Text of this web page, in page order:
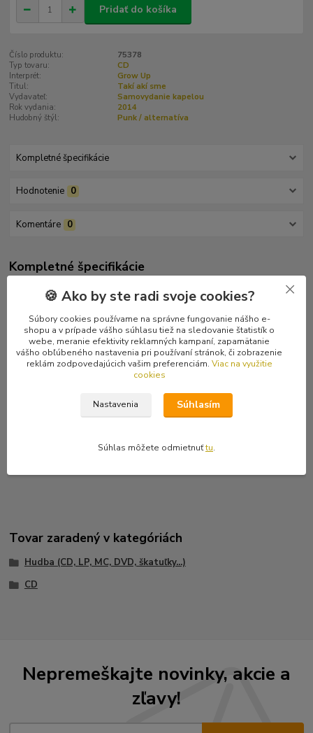
Pridať do košíka
Číslo produktu:
75378
Typ tovaru:
CD
Interprét:
Grow Up
Titul:
Takí akí sme
Vydavateľ:
Samovydanie kapelou
Rok vydania:
2014
Hudobný štýl:
Punk / alternatíva
Kompletné špecifikácie
Hodnotenie 0
Komentáre 0
Kompletné špecifikácie
Melodický slovenský punkrock / alternatívny rock zo Žiliny.
Tracklist
1 Takí akí sme
2 Nápis na tričku
3 Vraciame sa späť
9 Všetko sa raz zmení
Tovar zaradený v kategóriách
Hudba (CD, LP, MC, DVD, škatuľky...)
CD
Nepremeškajte novinky, akcie a
zľavy!
🍪 Ako by ste radi svoje cookies?
Súbory cookies používame na správne fungovanie nášho e-
shopu a v prípade vášho súhlasu tiež na sledovanie štatistík o
webe, meranie efektivity reklamných kampaní, zapamätanie
vášho obľúbeného nastavenia pri používaní stránok, či zobrazenie
reklám zodpovedajúcich vašim preferenciám. Viac na využitie
cookies
Nastavenia Súhlasím
Súhlas môžete odmietnuťtu.